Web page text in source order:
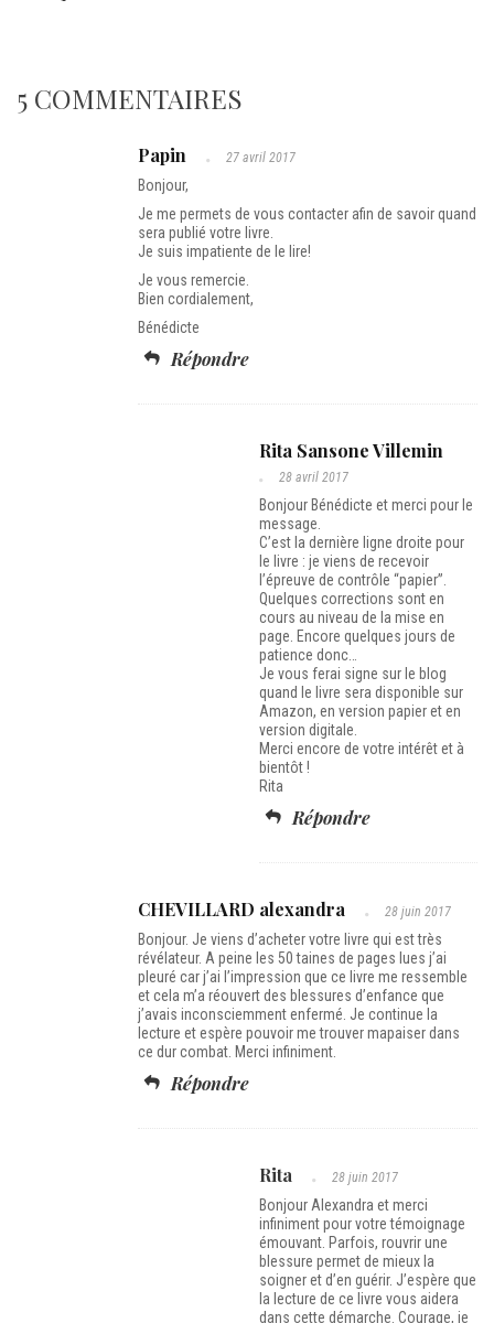
5 COMMENTAIRES
Papin 27 avril 2017
Bonjour,
Je me permets de vous contacter afin de savoir quand
sera publié votre livre.
Je suis impatiente de le lire!
Je vous remercie.
Bien cordialement,
Bénédicte
Répondre
Rita Sansone Villemin
28 avril 2017
Bonjour Bénédicte et merci pour le
message.
C’est la dernière ligne droite pour
le livre : je viens de recevoir
l’épreuve de contrôle “papier”.
Quelques corrections sont en
cours au niveau de la mise en
page. Encore quelques jours de
patience donc…
Je vous ferai signe sur le blog
quand le livre sera disponible sur
Amazon, en version papier et en
version digitale.
Merci encore de votre intérêt et à
bientôt !
Rita
Répondre
CHEVILLARD alexandra 28 juin 2017
Bonjour. Je viens d’acheter votre livre qui est très
révélateur. A peine les 50 taines de pages lues j’ai
pleuré car j’ai l’impression que ce livre me ressemble
et cela m’a réouvert des blessures d’enfance que
j’avais inconsciemment enfermé. Je continue la
lecture et espère pouvoir me trouver mapaiser dans
ce dur combat. Merci infiniment.
Répondre
Rita 28 juin 2017
Bonjour Alexandra et merci
infiniment pour votre témoignage
émouvant. Parfois, rouvrir une
blessure permet de mieux la
soigner et d’en guérir. J’espère que
la lecture de ce livre vous aidera
dans cette démarche. Courage, je